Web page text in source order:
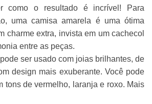
como o resultado é incrível! Para
uma camisa amarela é uma ótima
charme extra, invista em um cachecol
entre as peças.
ser usado com joias brilhantes, de
design mais exuberante. Você pode
tons de vermelho, laranja e roxo. Mais